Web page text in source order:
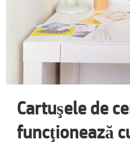
Cartuşele de
funcţionează